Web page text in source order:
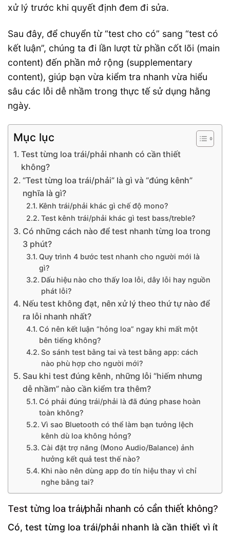
xử lý trước khi quyết định đem đi sửa.
Sau đây, để chuyển từ “test cho có” sang “test có
kết luận”, chúng ta đi lần lượt từ phần cốt lõi (main
content) đến phần mở rộng (supplementary
content), giúp bạn vừa kiểm tra nhanh vừa hiểu
sâu các lỗi dễ nhầm trong thực tế sử dụng hằng
ngày.
Mục lục
Test từng loa trái/phải nhanh có cần thiết
không?
“Test từng loa trái/phải” là gì và “đúng kênh”
nghĩa là gì?
Kênh trái/phải khác gì chế độ mono?
Test kênh trái/phải khác gì test bass/treble?
Có những cách nào để test nhanh từng loa trong
3 phút?
Quy trình 4 bước test nhanh cho người mới là
gì?
Dấu hiệu nào cho thấy loa lỗi, dây lỗi hay nguồn
phát lỗi?
Nếu test không đạt, nên xử lý theo thứ tự nào để
ra lỗi nhanh nhất?
Có nên kết luận “hỏng loa” ngay khi mất một
bên tiếng không?
So sánh test bằng tai và test bằng app: cách
nào phù hợp cho người mới?
Sau khi test đúng kênh, những lỗi “hiếm nhưng
dễ nhầm” nào cần kiểm tra thêm?
Có phải đúng trái/phải là đã đúng phase hoàn
toàn không?
Vì sao Bluetooth có thể làm bạn tưởng lệch
kênh dù loa không hỏng?
Cài đặt trợ năng (Mono Audio/Balance) ảnh
hưởng kết quả test thế nào?
Khi nào nên dùng app đo tín hiệu thay vì chỉ
nghe bằng tai?
Test từng loa trái/phải nhanh có cần thiết không?
Có, test từng loa trái/phải nhanh là cần thiết vì ít